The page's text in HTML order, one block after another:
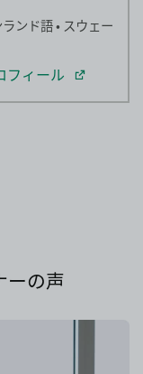
ンド語 • スウェー
フィール
ーの声